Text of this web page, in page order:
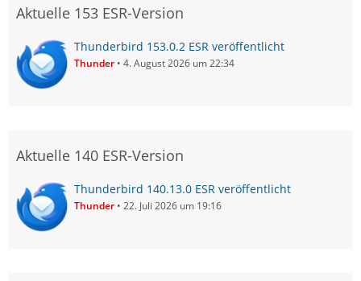
Aktuelle 153 ESR-Version
Thunderbird 153.0.2 ESR veröffentlicht
Thunder 4. August 2026 um 22:34
Aktuelle 140 ESR-Version
Thunderbird 140.13.0 ESR veröffentlicht
Thunder 22. Juli 2026 um 19:16